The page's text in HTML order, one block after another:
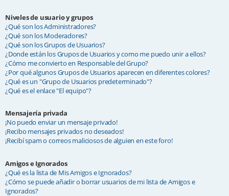
Niveles de usuario y grupos
¿Qué son los Administradores?
¿Qué son los Moderadores?
¿Qué son los Grupos de Usuarios?
¿Donde están los Grupos de Usuarios y como me puedo unir a ellos?
¿Cómo me convierto en Responsable del Grupo?
¿Por qué algunos Grupos de Usuarios aparecen en diferentes colores?
¿Qué es un "Grupo de Usuarios predeterminado"?
¿Qué es el enlace "El equipo"?
Mensajería privada
¡No puedo enviar un mensaje privado!
¡Recibo mensajes privados no deseados!
¡Recibí spam o correos maliciosos de alguien en este foro!
Amigos e Ignorados
¿Qué es la lista de Mis Amigos e Ignorados?
¿Cómo se puede añadir o borrar usuarios de mi lista de Amigos e
Ignorados?